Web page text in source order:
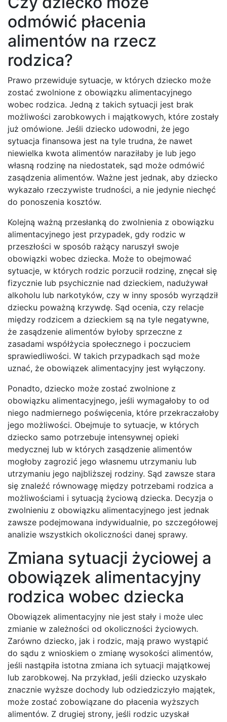
odmówić płacenia
alimentów na rzecz
rodzica?
Prawo przewiduje sytuacje, w których dziecko może
zostać zwolnione z obowiązku alimentacyjnego
wobec rodzica. Jedną z takich sytuacji jest brak
możliwości zarobkowych i majątkowych, które zostały
już omówione. Jeśli dziecko udowodni, że jego
sytuacja finansowa jest na tyle trudna, że nawet
niewielka kwota alimentów naraziłaby je lub jego
własną rodzinę na niedostatek, sąd może odmówić
zasądzenia alimentów. Ważne jest jednak, aby dziecko
wykazało rzeczywiste trudności, a nie jedynie niechęć
do ponoszenia kosztów.
Kolejną ważną przesłanką do zwolnienia z obowiązku
alimentacyjnego jest przypadek, gdy rodzic w
przeszłości w sposób rażący naruszył swoje
obowiązki wobec dziecka. Może to obejmować
sytuacje, w których rodzic porzucił rodzinę, znęcał się
fizycznie lub psychicznie nad dzieckiem, nadużywał
alkoholu lub narkotyków, czy w inny sposób wyrządził
dziecku poważną krzywdę. Sąd ocenia, czy relacje
między rodzicem a dzieckiem są na tyle negatywne,
że zasądzenie alimentów byłoby sprzeczne z
zasadami współżycia społecznego i poczuciem
sprawiedliwości. W takich przypadkach sąd może
uznać, że obowiązek alimentacyjny jest wyłączony.
Ponadto, dziecko może zostać zwolnione z
obowiązku alimentacyjnego, jeśli wymagałoby to od
niego nadmiernego poświęcenia, które przekraczałoby
jego możliwości. Obejmuje to sytuacje, w których
dziecko samo potrzebuje intensywnej opieki
medycznej lub w których zasądzenie alimentów
mogłoby zagrozić jego własnemu utrzymaniu lub
utrzymaniu jego najbliższej rodziny. Sąd zawsze stara
się znaleźć równowagę między potrzebami rodzica a
możliwościami i sytuacją życiową dziecka. Decyzja o
zwolnieniu z obowiązku alimentacyjnego jest jednak
zawsze podejmowana indywidualnie, po szczegółowej
analizie wszystkich okoliczności danej sprawy.
Zmiana sytuacji życiowej a
obowiązek alimentacyjny
rodzica wobec dziecka
Obowiązek alimentacyjny nie jest stały i może ulec
zmianie w zależności od okoliczności życiowych.
Zarówno dziecko, jak i rodzic, mają prawo wystąpić
do sądu z wnioskiem o zmianę wysokości alimentów,
jeśli nastąpiła istotna zmiana ich sytuacji majątkowej
lub zarobkowej. Na przykład, jeśli dziecko uzyskało
znacznie wyższe dochody lub odziedziczyło majątek,
może zostać zobowiązane do płacenia wyższych
alimentów. Z drugiej strony, jeśli rodzic uzyskał